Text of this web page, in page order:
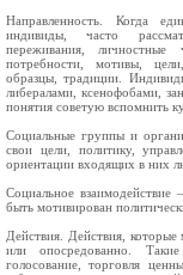
Направленность. Когда
индивиды, часто
переживания,
потребности, мотивы,
образцы, тра­диции.
либералами, ксенофобами,
понятия советую вспомнить
Социальные группы и
свои цели, политику,
ориен­тации входящих в них
Социальное
быть мотивирован
Действия. Действия,
или опосредованно.
голосование, торговля